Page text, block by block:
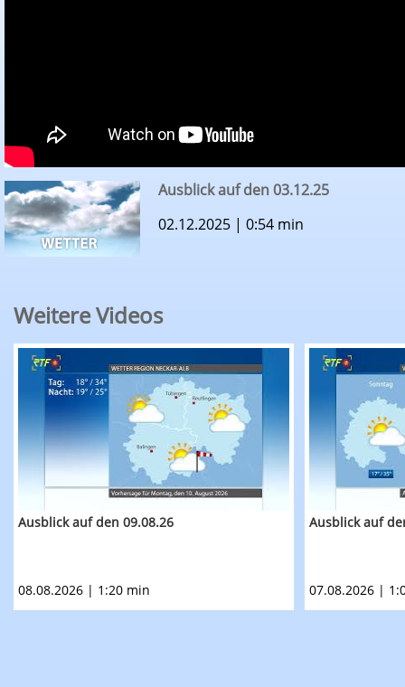
Ausblick auf den 03.12.25
02.12.2025 | 0:54 min
Weitere Videos
RTF.1-Wetter: Ausblick auf den 09.08.26
Ausblick auf den 09.08.26
08.08.2026 | 1:20 min
RTF.1-
Ausblick auf
07.08.2026 |